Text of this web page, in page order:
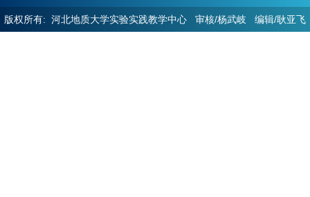
版权所有: 河北地质大学实验实践教学中心 审核/杨武岐 编辑/耿亚飞